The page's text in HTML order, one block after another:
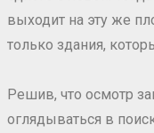
выходит на эту же
только здания,
Решив, что осмотр
оглядываться в